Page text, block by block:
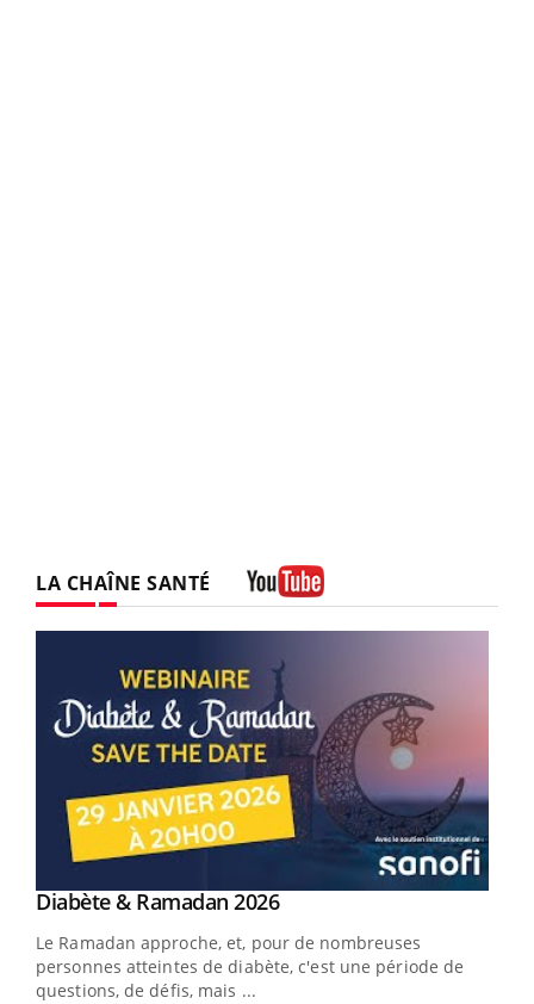
LA CHAÎNE SANTÉ
Youtube
Diabète & Ramadan 2026Youtube
Le Ramadan approche, et, pour de nombreuses
personnes atteintes de diabète, c'est une période de
questions, de défis, mais ...